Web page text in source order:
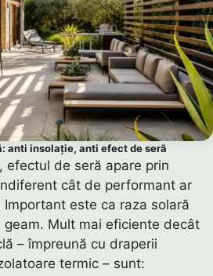
anti insolație, anti efect de seră
efectul de seră apare prin
cât de performant ar
este ca raza solară
Mult mai eficiente decât
– împreună cu draperii
termic – sunt: